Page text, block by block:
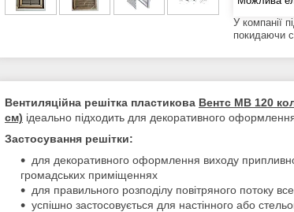
У компанії
покидаючи
Вентиляційна решітка пластикова Вентс МВ 120
см) ідеально підходить для декоративного
Застосування решітки:
для декоративного оформлення виходу
громадських приміщеннях
для правильного розподілу повітряного потоку
успішно застосовується для настінного або